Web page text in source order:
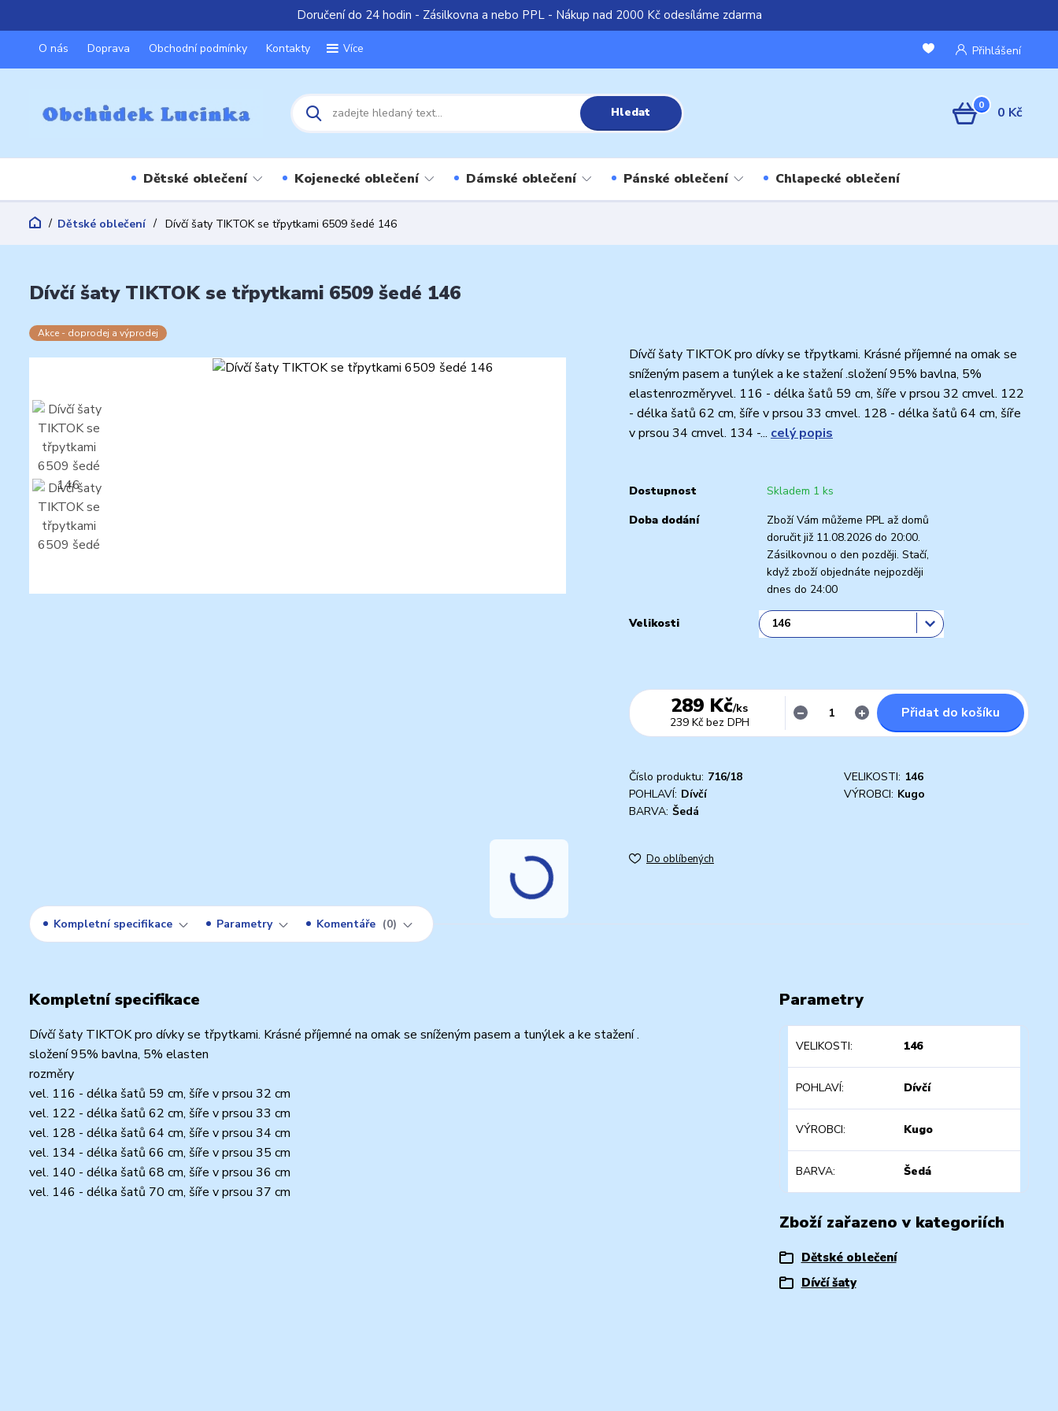
Doručení do 24 hodin - Zásilkovna a nebo PPL - Nákup nad 2000 Kč odesíláme zdarma
O nás Doprava Obchodní podmínky Kontakty Více Přihlášení
Hledat 0 0 Kč
Dětské oblečení Kojenecké oblečení Dámské oblečení Pánské oblečení Chlapecké oblečení
Dětské oblečení Dívčí šaty TIKTOK se třpytkami 6509 šedé 146
Dívčí šaty TIKTOK se třpytkami 6509 šedé 146
Akce - doprodej a výprodej
Dívčí šaty TIKTOK pro dívky se třpytkami. Krásné příjemné na omak se
sníženým pasem a tunýlek a ke stažení .složení 95% bavlna, 5%
elastenrozměryvel. 116 - délka šatů 59 cm, šíře v prsou 32 cmvel. 122
- délka šatů 62 cm, šíře v prsou 33 cmvel. 128 - délka šatů 64 cm, šíře
v prsou 34 cmvel. 134 -... celý popis
Dostupnost
Skladem 1 ks
Doba dodání
Zboží Vám můžeme PPL až domů
doručit již 11.08.2026 do 20:00.
Zásilkovnou o den později. Stačí,
když zboží objednáte nejpozději
dnes do 24:00
Velikosti
289 Kč/ks
239 Kč bez DPH
Přidat do košíku
Číslo produktu: 716/18 VELIKOSTI: 146
POHLAVÍ: Dívčí VÝROBCI: Kugo
BARVA: Šedá
Do oblíbených
Kompletní specifikace Parametry Komentáře 0
Kompletní specifikace
Dívčí šaty TIKTOK pro dívky se třpytkami. Krásné příjemné na omak se sníženým pasem a tunýlek a ke stažení .
složení 95% bavlna, 5% elasten
rozměry
vel. 116 - délka šatů 59 cm, šíře v prsou 32 cm
vel. 122 - délka šatů 62 cm, šíře v prsou 33 cm
vel. 128 - délka šatů 64 cm, šíře v prsou 34 cm
vel. 134 - délka šatů 66 cm, šíře v prsou 35 cm
vel. 140 - délka šatů 68 cm, šíře v prsou 36 cm
vel. 146 - délka šatů 70 cm, šíře v prsou 37 cm
Parametry
VELIKOSTI 146
POHLAVÍ Dívčí
VÝROBCI Kugo
BARVA Šedá
Zboží zařazeno v kategoriích
Dětské oblečení
Dívčí šaty